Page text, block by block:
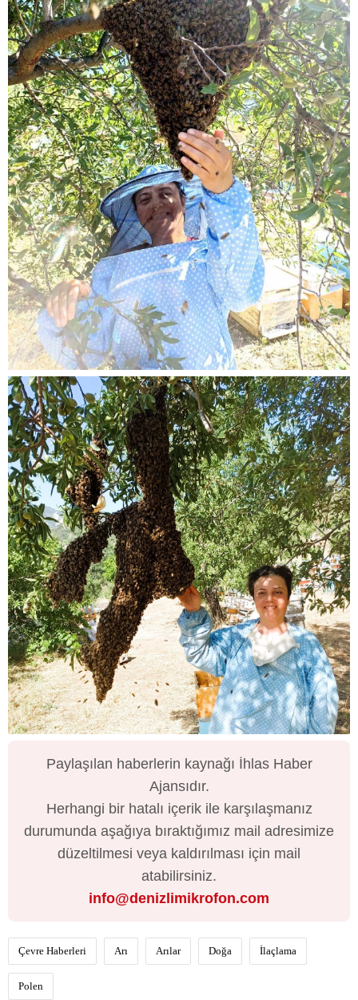
Paylaşılan haberlerin kaynağı İhlas Haber
Ajansıdır.
Herhangi bir hatalı içerik ile karşılaşmanız
durumunda aşağıya bıraktığımız mail adresimize
düzeltilmesi veya kaldırılması için mail
atabilirsiniz.
info@denizlimikrofon.com
Çevre Haberleri Arı Arılar Doğa İlaçlama
Polen